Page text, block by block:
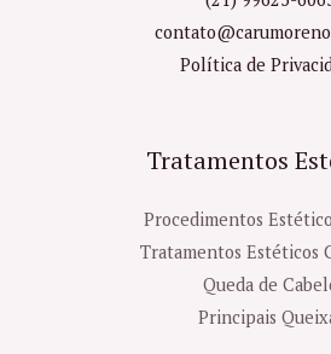
Política de
Tratamentos
Procedimentos
Tratamentos Estéticos
Queda de
Principais